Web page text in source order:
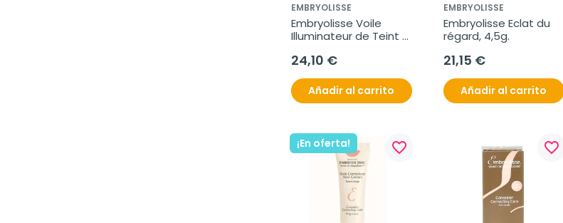
EMBRYOLISSE
Embryolisse Voile
Illuminateur de Teint -
24,10 €
Añadir al carrito
EMBRYOLISSE
Embryolisse Eclat du
régard, 4,5g.
21,15 €
Añadir al carrito
¡En oferta! favorite_border favorite_border